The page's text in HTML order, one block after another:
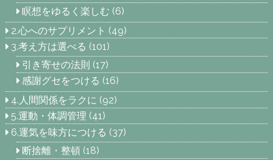
瞑想をゆるく楽しむ (6)
2.心へのサプリメント (49)
3.考え方は選べる (101)
引き寄せの法則 (17)
感謝グセをつける (16)
4.人間関係をラクに (92)
5.運動・体調管理 (41)
6.運気を味方につける (37)
断捨離・整頓(18)